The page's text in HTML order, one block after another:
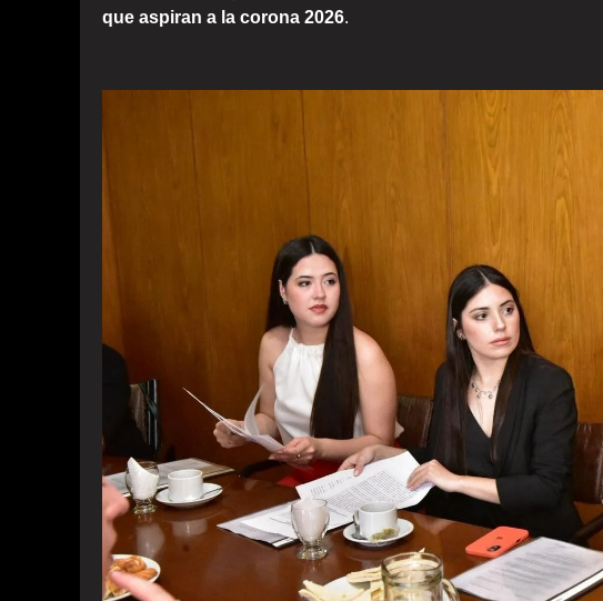
que aspiran a la corona 2026.